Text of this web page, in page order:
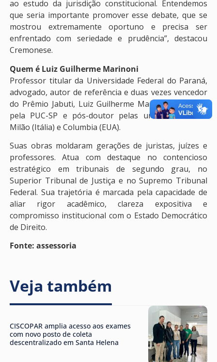
ao estudo da jurisdição constitucional. Entendemos
que seria importante promover esse debate, que se
mostrou extremamente oportuno e precisa ser
enfrentado com seriedade e prudência”, destacou
Cremonese.
Quem é Luiz Guilherme Marinoni
Professor titular da Universidade Federal do Paraná,
advogado, autor de referência e duas vezes vencedor
do Prêmio Jabuti, Luiz Guilherme Marinoni é doutor
pela PUC-SP e pós-doutor pelas universidades de
Milão (Itália) e Columbia (EUA).
Suas obras moldaram gerações de juristas, juízes e
professores. Atua com destaque no contencioso
estratégico em tribunais de segundo grau, no
Superior Tribunal de Justiça e no Supremo Tribunal
Federal. Sua trajetória é marcada pela capacidade de
aliar rigor acadêmico, clareza expositiva e
compromisso institucional com o Estado Democrático
de Direito.
Fonte: assessoria
Veja também
CISCOPAR amplia acesso aos exames
com novo posto de coleta
descentralizado em Santa Helena